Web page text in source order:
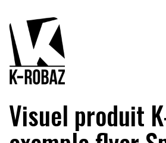
Visuel produit